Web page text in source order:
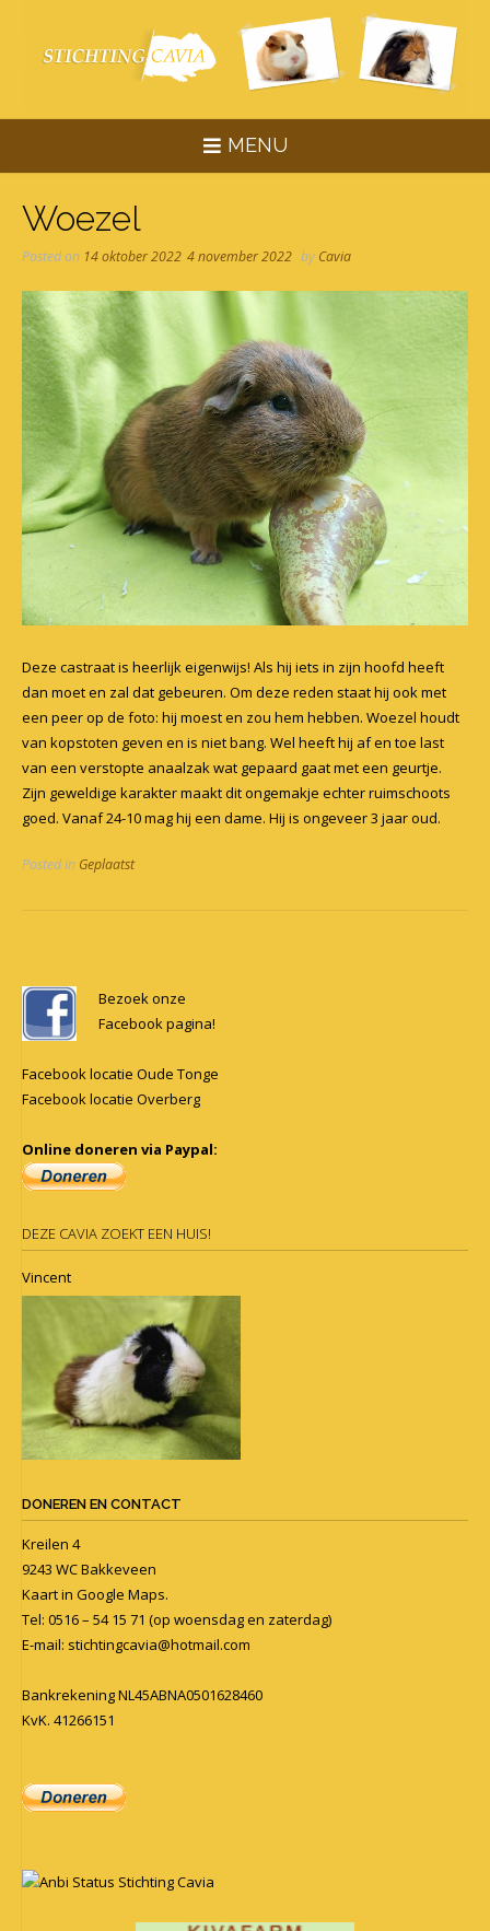
content
MENU
Woezel
Posted on 14 oktober 2022 4 november 2022 by Cavia
Deze castraat is heerlijk eigenwijs! Als hij iets in zijn hoofd heeft
dan moet en zal dat gebeuren. Om deze reden staat hij ook met
een peer op de foto: hij moest en zou hem hebben. Woezel houdt
van kopstoten geven en is niet bang. Wel heeft hij af en toe last
van een verstopte anaalzak wat gepaard gaat met een geurtje.
Zijn geweldige karakter maakt dit ongemakje echter ruimschoots
goed. Vanaf 24-10 mag hij een dame. Hij is ongeveer 3 jaar oud.
Posted in Geplaatst
navigation
Bezoek onze
Facebook pagina!
Facebook locatie Oude Tonge
Facebook locatie Overberg
Online doneren via Paypal:
DEZE CAVIA ZOEKT EEN HUIS!
Vincent
DONEREN EN CONTACT
Kreilen 4
9243 WC Bakkeveen
Kaart in Google Maps.
Tel: 0516 – 54 15 71 (op woensdag en zaterdag)
E-mail: stichtingcavia@hotmail.com
Bankrekening NL45ABNA0501628460
KvK. 41266151
Anbi Status Stichting Cavia